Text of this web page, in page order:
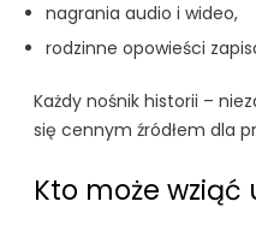
nagrania audio i wideo,
rodzinne opowieści
Każdy nośnik historii –
się cennym źródłem dla
Kto może wziąć